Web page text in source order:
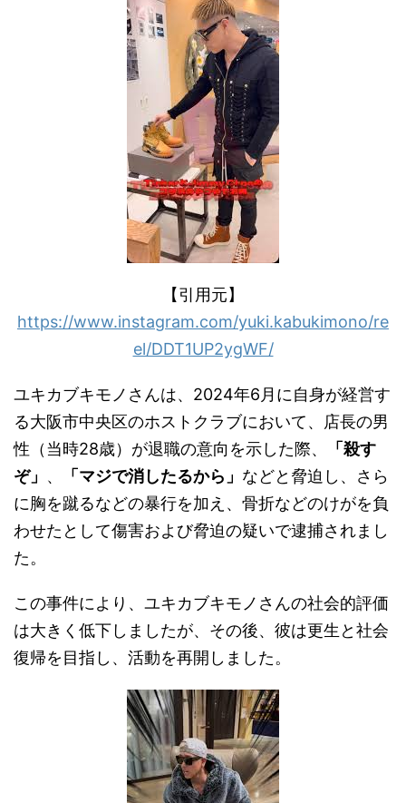
【引用元】
https://www.instagram.com/yuki.kabukimono/re
el/DDT1UP2ygWF/
ユキカブキモノさんは、2024年6月に自身が経営す
る大阪市中央区のホストクラブにおいて、店長の男
性（当時28歳）が退職の意向を示した際、
「殺す
ぞ」 、 「マジで消したるから」 などと脅迫し、さら
に胸を蹴るなどの暴行を加え、骨折などのけがを負
わせたとして傷害および脅迫の疑いで逮捕されまし
た。
この事件により、ユキカブキモノさんの社会的評価
は大きく低下しましたが、その後、彼は更生と社会
復帰を目指し、活動を再開しました。